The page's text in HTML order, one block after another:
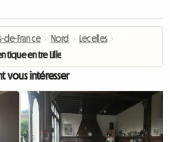
de-France › Nord › Lecelles ›
entre Lille et Valenciennes
vous intéresser